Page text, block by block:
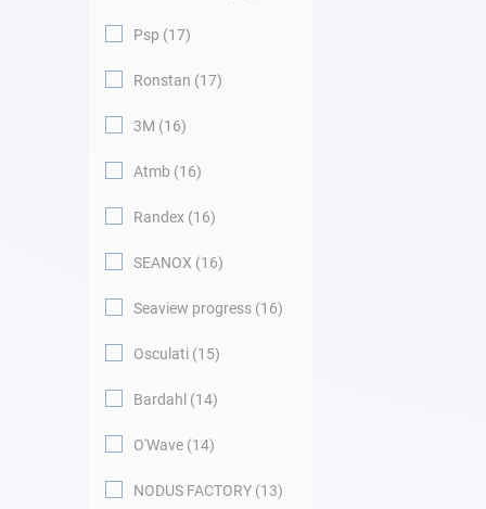
Psp 17
Ronstan 17
3M 16
Atmb 16
Randex 16
SEANOX 16
Seaview progress 16
Osculati 15
Bardahl 14
O'Wave 14
NODUS FACTORY 13